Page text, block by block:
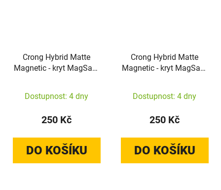
Crong Hybrid Matte
Magnetic - kryt MagSafe
Dostupnost: 4 dny
250 Kč
DO KOŠÍKU
Crong Hybrid Matte
Magnetic - kryt MagSafe
Dostupnost: 4 dny
250 Kč
DO KOŠÍKU